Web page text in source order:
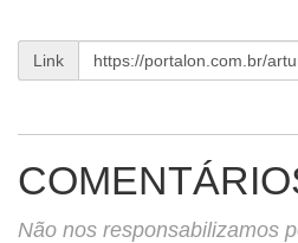
Link
Não nos responsabilizamos